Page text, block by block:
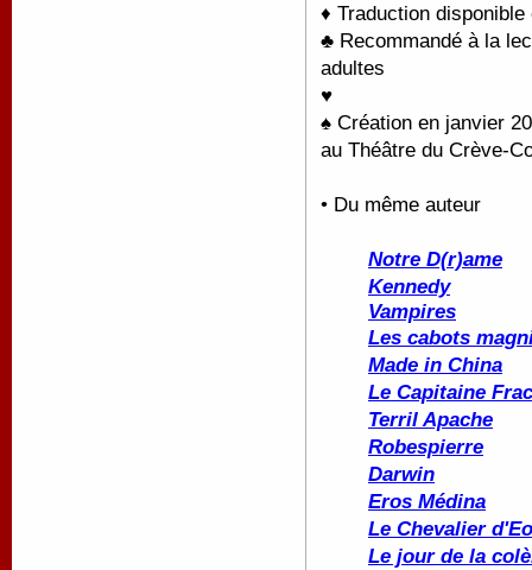
♦ Traduction
♣ Recommandé à la
adultes
♥
♠ Création en janvier
au Théâtre du Crève-
• Du même auteur
Notre D(r)ame
Kennedy
Vampires
Les cabots
Made in China
Le Capitaine
Terril Apache
Robespierre
Darwin
Eros Médina
Le Chevalier
Le jour de la